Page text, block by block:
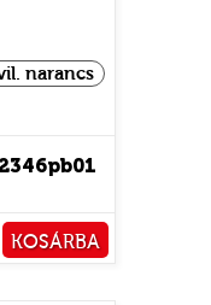
narancs
KOSÁRBA